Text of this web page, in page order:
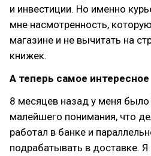
и инвестиции. Но именно
мне насмотренность,
магазине и не вычитать на
книжек.
А теперь самое интересное
8 месяцев назад у меня
малейшего понимания, что
работал в банке и
подрабатывать в доставке. Я